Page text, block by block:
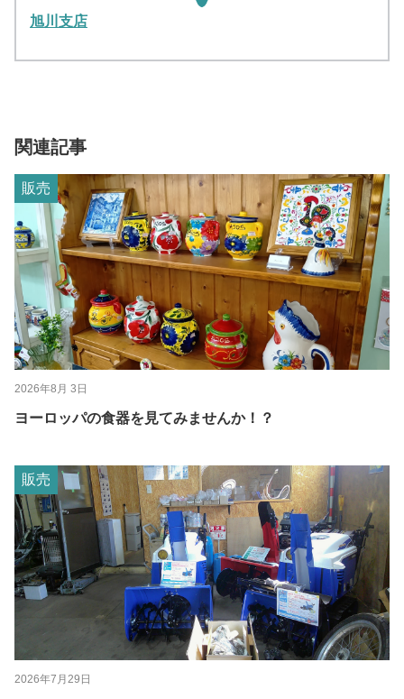
旭川支店
関連記事
販売
2026年8月 3日
ヨーロッパの食器を見てみませんか！？
販売
2026年7月29日